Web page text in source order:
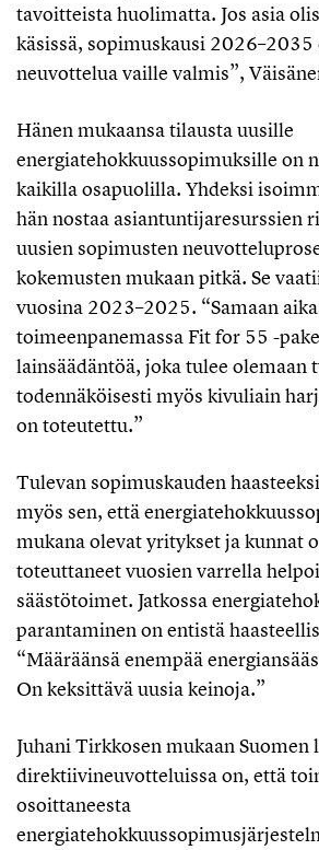
tavoitteista huolimatta. Jos asia
käsissä, sopimuskausi 2026–2035
neuvottelua vaille valmis”,
Hänen mukaansa tilausta uusille
energiatehokkuussopimuksille on
kaikilla osapuolilla. Yhdeksi
hän nostaa asiantuntijaresurssien
uusien sopimusten
kokemusten mukaan pitkä. Se
vuosina 2023–2025. “Samaan
toimeenpanemassa Fit for 55 -
lainsäädäntöä, joka tulee olemaan
todennäköisesti myös kivuliain
on toteutettu.”
Tulevan sopimuskauden
myös sen, että
mukana olevat yritykset ja kunnat
toteuttaneet vuosien varrella
säästötoimet. Jatkossa
parantaminen on entistä
“Määräänsä enempää
On keksittävä uusia keinoja.”
Juhani Tirkkosen mukaan Suomen
direktiivineuvotteluissa on, että
osoittaneesta